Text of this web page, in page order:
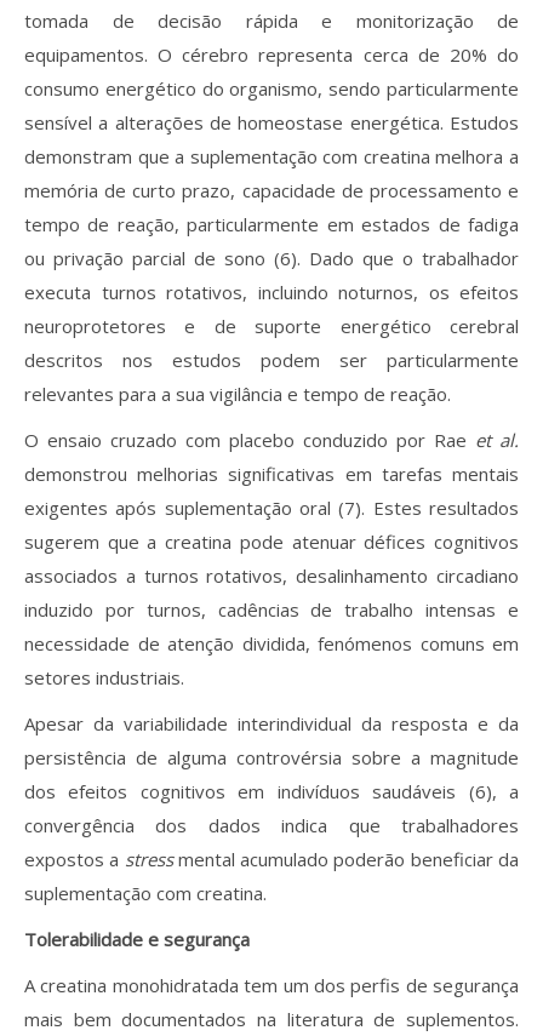
tomada de decisão rápida e monitorização de
equipamentos. O cérebro representa cerca de 20% do
consumo energético do organismo, sendo particularmente
sensível a alterações de homeostase energética. Estudos
demonstram que a suplementação com creatina melhora a
memória de curto prazo, capacidade de processamento e
tempo de reação, particularmente em estados de fadiga
ou privação parcial de sono (6). Dado que o trabalhador
executa turnos rotativos, incluindo noturnos, os efeitos
neuroprotetores e de suporte energético cerebral
descritos nos estudos podem ser particularmente
relevantes para a sua vigilância e tempo de reação.
O ensaio cruzado com placebo conduzido por Rae et al.
demonstrou melhorias significativas em tarefas mentais
exigentes após suplementação oral (7). Estes resultados
sugerem que a creatina pode atenuar défices cognitivos
associados a turnos rotativos, desalinhamento circadiano
induzido por turnos, cadências de trabalho intensas e
necessidade de atenção dividida, fenómenos comuns em
setores industriais.
Apesar da variabilidade interindividual da resposta e da
persistência de alguma controvérsia sobre a magnitude
dos efeitos cognitivos em indivíduos saudáveis (6), a
convergência dos dados indica que trabalhadores
expostos a stressmental acumulado poderão beneficiar da
suplementação com creatina.
Tolerabilidade e segurança
A creatina monohidratada tem um dos perfis de segurança
mais bem documentados na literatura de suplementos.